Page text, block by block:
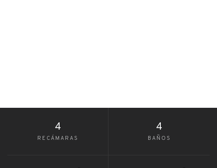
4
RECÁMARAS
4
BAÑOS